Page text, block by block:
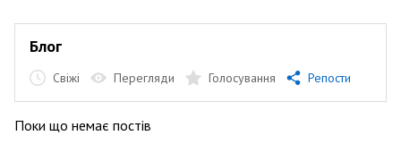
Блог
Свіжі Перегляди Голосування Репости
Поки що немає постів